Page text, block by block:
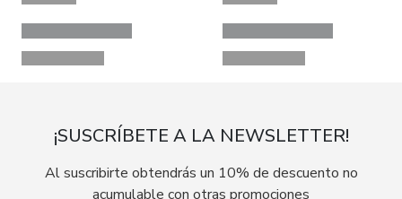
¡SUSCRÍBETE A LA NEWSLETTER!
Al suscribirte obtendrás un 10% de descuento no
acumulable con otras promociones